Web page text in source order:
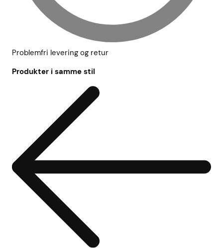
Problemfri levering og retur
Produkter i samme stil